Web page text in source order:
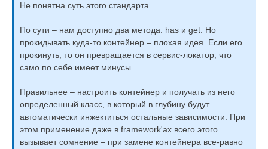
Не понятна суть этого стандарта.
По сути – нам доступно два метода: has и get. Но
прокидывать куда-то контейнер – плохая идея. Если его
прокинуть, то он превращается в сервис-локатор, что
само по себе имеет минусы.
Правильнее – настроить контейнер и получать из него
определенный класс, в который в глубину будут
автоматически инжектиться остальные зависимости. При
этом применение даже в framework'ах всего этого
вызывает сомнение – при замене контейнера все-равно